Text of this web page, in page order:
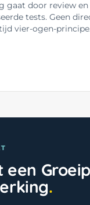
gaat door review en
tests. Geen
vier-ogen-principe.
een